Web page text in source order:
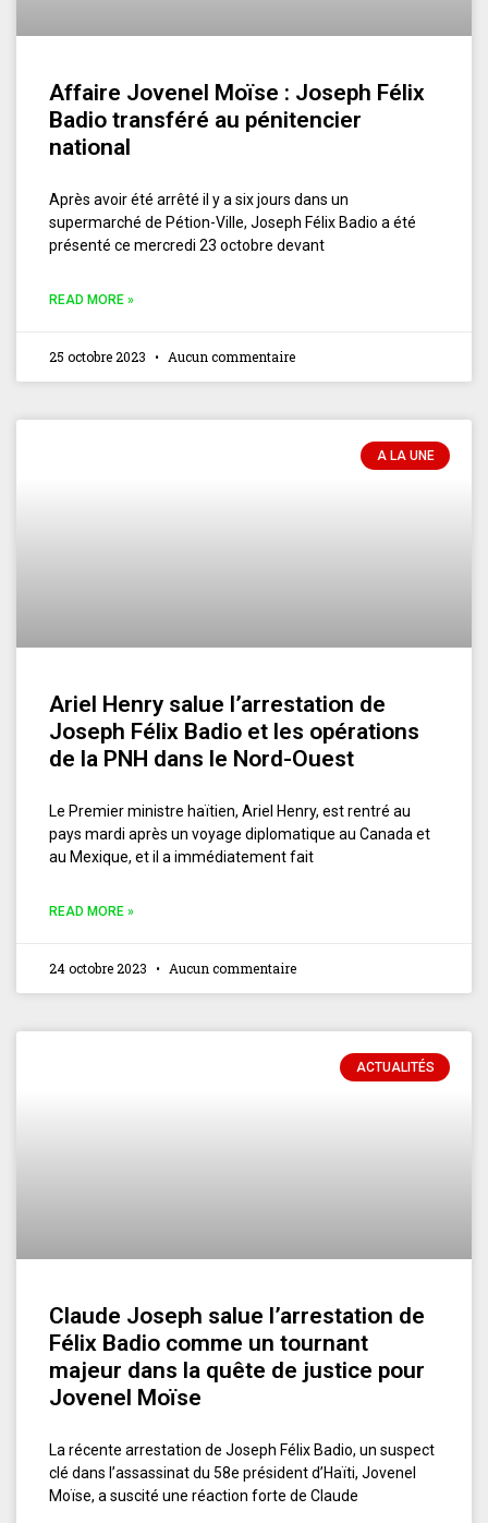
Affaire Jovenel Moïse : Joseph Félix
Badio transféré au pénitencier
national
Après avoir été arrêté il y a six jours dans un
supermarché de Pétion-Ville, Joseph Félix Badio a été
présenté ce mercredi 23 octobre devant
READ MORE »
25 octobre 2023 Aucun commentaire
A LA UNE
Ariel Henry salue l’arrestation de
Joseph Félix Badio et les opérations
de la PNH dans le Nord-Ouest
Le Premier ministre haïtien, Ariel Henry, est rentré au
pays mardi après un voyage diplomatique au Canada et
au Mexique, et il a immédiatement fait
READ MORE »
24 octobre 2023 Aucun commentaire
ACTUALITÉS
Claude Joseph salue l’arrestation de
Félix Badio comme un tournant
majeur dans la quête de justice pour
Jovenel Moïse
La récente arrestation de Joseph Félix Badio, un suspect
clé dans l’assassinat du 58e président d’Haïti, Jovenel
Moïse, a suscité une réaction forte de Claude